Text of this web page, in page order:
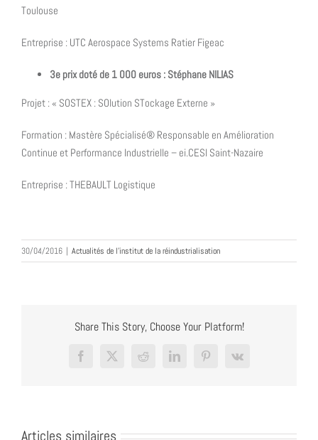
Toulouse
Entreprise : UTC Aerospace Systems Ratier Figeac
3e prix doté de 1 000 euros : Stéphane NILIAS
Projet : « SOSTEX : SOlution STockage Externe »
Formation : Mastère Spécialisé® Responsable en Amélioration
Continue et Performance Industrielle – ei.CESI Saint-Nazaire
Entreprise : THEBAULT Logistique
30/04/2016 | Actualités de l'institut de la réindustrialisation
Share This Story, Choose Your Platform!
Facebook
X RedditLinkedInPinterest
Vk
Articles similaires